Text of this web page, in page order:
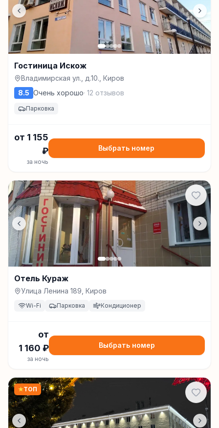
Гостиница Искож
Владимирская ул., д.10., Киров
8.5 Очень хорошо· 12 отзывов
Парковка
от 1 155
₽
за ночь
Выбрать номер
Отель Кураж
Улица Ленина 189, Киров
Wi-Fi Парковка Кондиционер
от
1 160 ₽
за ночь
Выбрать номер
★ТОП